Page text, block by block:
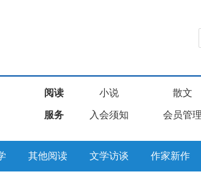
阅读 小说 散文
服务 入会须知 会员管理
其他阅读 文学访谈 作家新作